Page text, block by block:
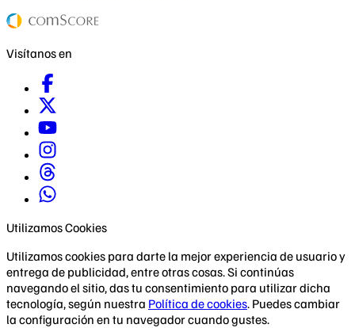
Visítanos en
Utilizamos Cookies
Utilizamos cookies para darte la mejor experiencia de usuario y
entrega de publicidad, entre otras cosas. Si continúas
navegando el sitio, das tu consentimiento para utilizar dicha
tecnología, según nuestra Política de cookies. Puedes cambiar
la configuración en tu navegador cuando gustes.